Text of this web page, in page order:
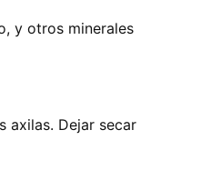
y otros minerales
axilas. Dejar secar